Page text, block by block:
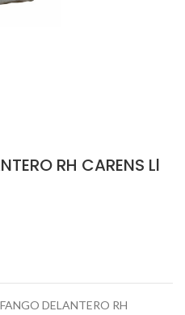
RH CARENS Ll
DELANTERO RH